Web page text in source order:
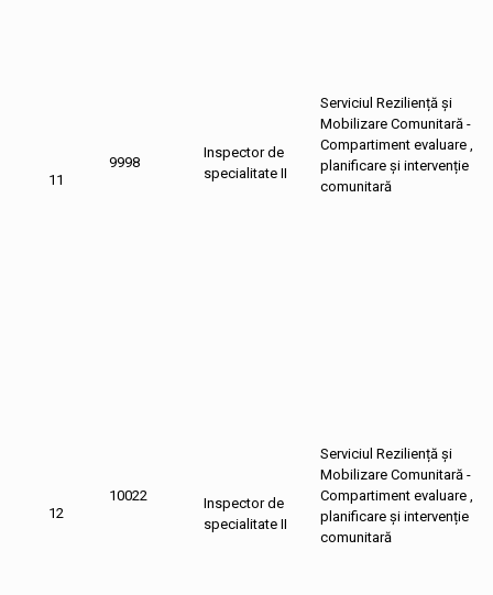
11
9998
Inspector de
specialitate II
Serviciul Reziliență și
Mobilizare Comunitară -
Compartiment evaluare ,
planificare și intervenție
comunitară
12
10022
Inspector de
specialitate II
Serviciul Reziliență și
Mobilizare Comunitară -
Compartiment evaluare ,
planificare și intervenție
comunitară